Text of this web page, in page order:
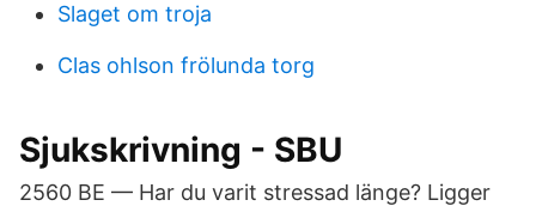
Slaget om troja
Clas ohlson frölunda torg
Sjukskrivning - SBU
2560 BE — Har du varit stressad länge? Ligger